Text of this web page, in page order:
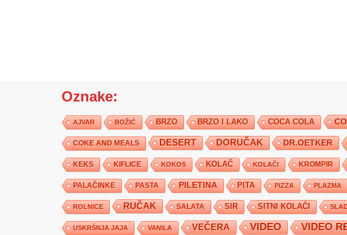
Oznake:
AJVAR BOŽIĆ BRZO BRZO I LAKO COCA COLA
COKE AND MEALS DESERT DORUČAK DR.OETKER
KEKS KIFLICE KOKOS KOLAČ KOLAČI KROMPIR
PALAČINKE PASTA PILETINA PITA PIZZA PLAZMA
ROLNICE RUČAK SALATA SIR SITNI KOLAČI
USKRŠNJA JAJA VANILA VEČERA VIDEO VIDEO